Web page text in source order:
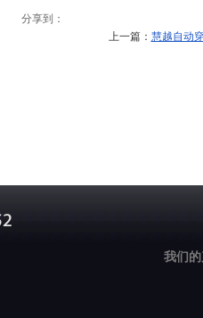
分享到：
上一篇： 慧越自动
我们